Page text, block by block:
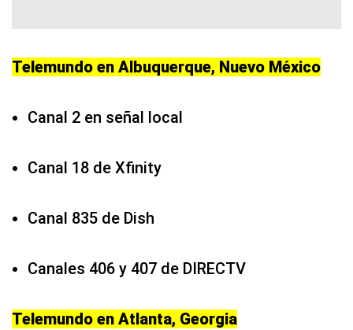
Telemundo en Albuquerque, Nuevo México
Canal 2 en señal local
Canal 18 de Xfinity
Canal 835 de Dish
Canales 406 y 407 de DIRECTV
Telemundo en Atlanta, Georgia